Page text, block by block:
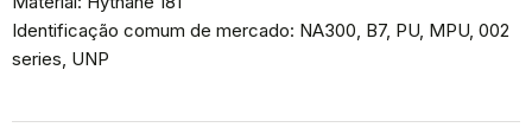
Identificação comum de mercado: NA300, B7, PU, MPU, 002
series, UNP